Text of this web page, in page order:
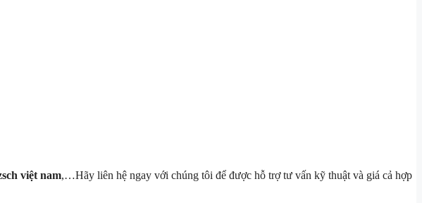
việt nam,…Hãy liên hệ ngay với chúng tôi để được hỗ trợ tư vấn kỹ thuật và giá cả hợp